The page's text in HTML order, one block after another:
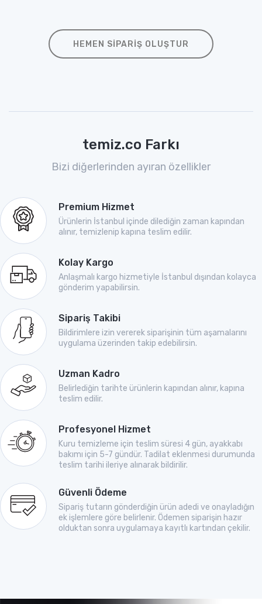
HEMEN SIPARIŞ OLUŞTUR
temiz.co Farkı
Bizi diğerlerinden ayıran özellikler
Premium Hizmet
Ürünlerin İstanbul içinde dilediğin zaman kapından
alınır, temizlenip kapına teslim edilir.
Kolay Kargo
Anlaşmalı kargo hizmetiyle İstanbul dışından kolayca
gönderim yapabilirsin.
Sipariş Takibi
Bildirimlere izin vererek siparişinin tüm aşamalarını
uygulama üzerinden takip edebilirsin.
Uzman Kadro
Belirlediğin tarihte ürünlerin kapından alınır, kapına
teslim edilir.
Profesyonel Hizmet
Kuru temizleme için teslim süresi 4 gün, ayakkabı
bakımı için 5-7 gündür. Tadilat eklenmesi durumunda
teslim tarihi ileriye alınarak bildirilir.
Güvenli Ödeme
Sipariş tutarın gönderdiğin ürün adedi ve onayladığın
ek işlemlere göre belirlenir. Ödemen siparişin hazır
olduktan sonra uygulamaya kayıtlı kartından çekilir.